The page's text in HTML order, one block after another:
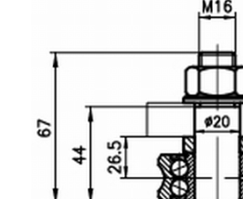
Système de transrouler